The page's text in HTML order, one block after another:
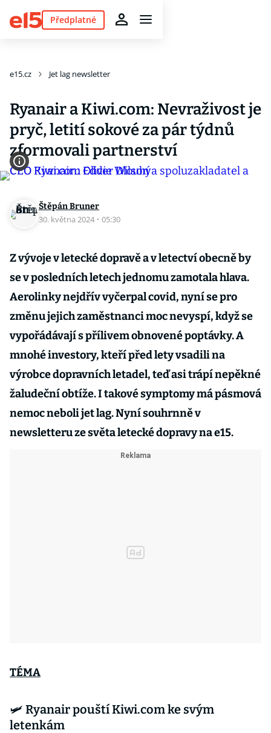
Předplatné
e15.cz Jet lag newsletter
Ryanair a Kiwi.com: Nevraživost je
pryč, letití sokové za pár týdnů
zformovali partnerství
Štěpán Bruner
30. května 2024 · 05:30
Z vývoje v letecké dopravě a v letectví obecně by
se v posledních letech jednomu zamotala hlava.
Aerolinky nejdřív vyčerpal covid, nyní se pro
změnu jejich zaměstnanci moc nevyspí, když se
vypořádávají s přílivem obnovené poptávky. A
mnohé investory, kteří před lety vsadili na
výrobce dopravních letadel, teď asi trápí nepěkné
žaludeční obtíže. I takové symptomy má pásmová
nemoc neboli jet lag. Nyní souhrnně v
newsletteru ze světa letecké dopravy na e15.
TÉMA
🛩️ Ryanair pouští Kiwi.com ke svým
letenkám